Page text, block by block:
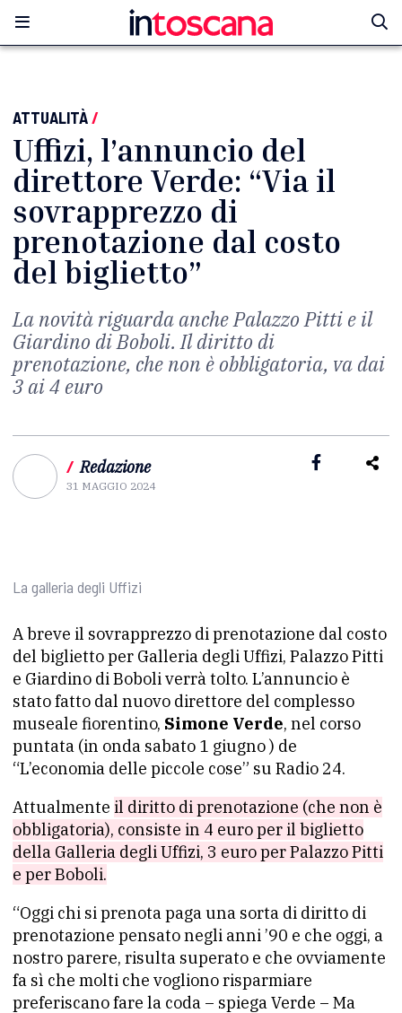
ATTUALITÀ/
Uffizi, l’annuncio del
direttore Verde: “Via il
sovrapprezzo di
prenotazione dal costo
del biglietto”
La novità riguarda anche Palazzo Pitti e il
Giardino di Boboli. Il diritto di
prenotazione, che non è obbligatoria, va dai
3 ai 4 euro
/ Redazione
31 MAGGIO 2024
La galleria degli Uffizi
A breve il sovrapprezzo di prenotazione dal costo
del biglietto per Galleria degli Uffizi, Palazzo Pitti
e Giardino di Boboli verrà tolto. L’annuncio è
stato fatto dal nuovo direttore del complesso
museale fiorentino, Simone Verde, nel corso
puntata (in onda sabato 1 giugno ) de
“L’economia delle piccole cose” su Radio 24.
Attualmente il diritto di prenotazione (che non è
obbligatoria), consiste in 4 euro per il biglietto
della Galleria degli Uffizi, 3 euro per Palazzo Pitti
e per Boboli.
“Oggi chi si prenota paga una sorta di diritto di
prenotazione pensato negli anni ’90 e che oggi, a
nostro parere, risulta superato e che ovviamente
fa sì che molti che vogliono risparmiare
preferiscano fare la coda – spiega Verde – Ma